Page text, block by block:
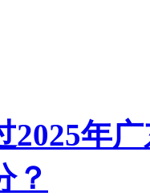
2025年
？